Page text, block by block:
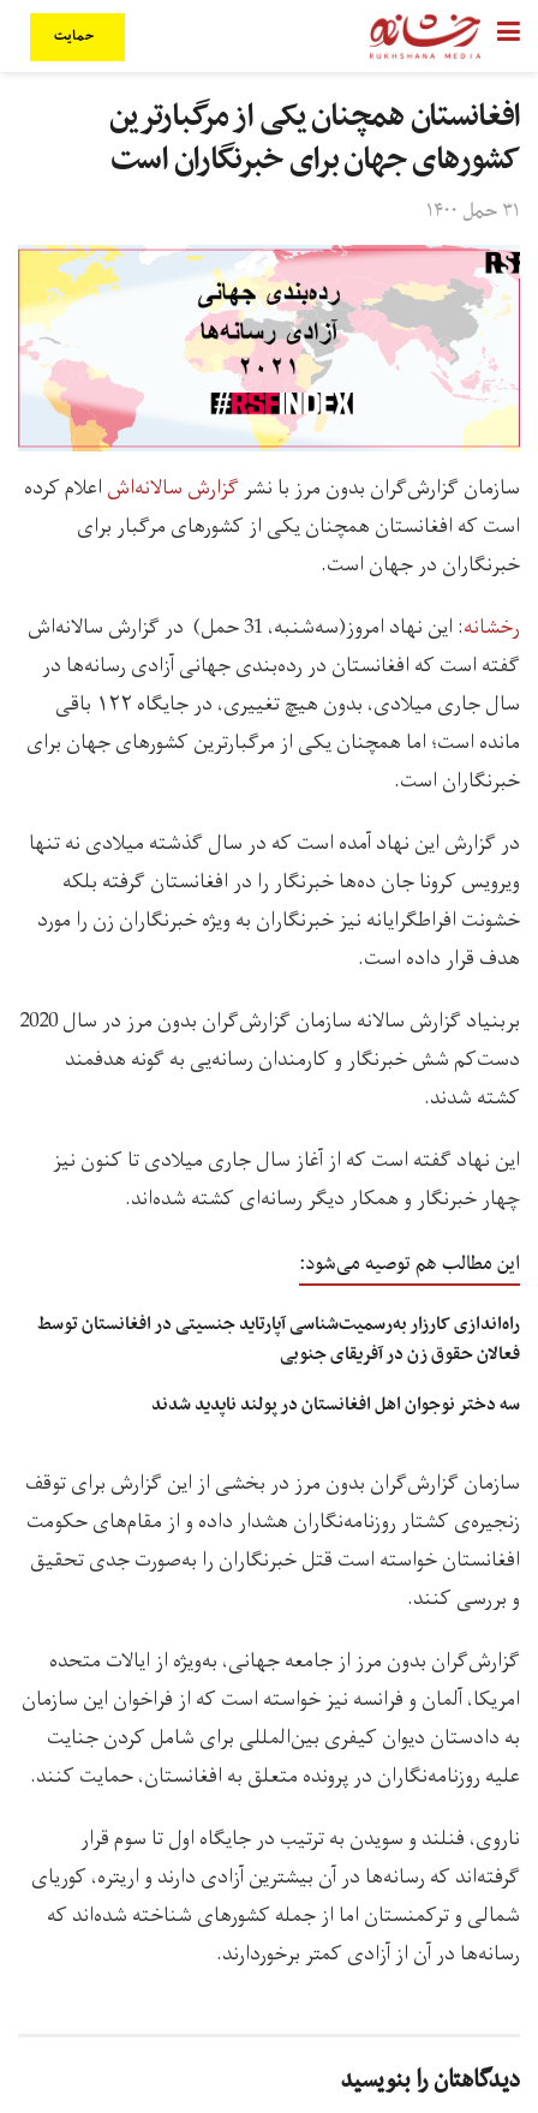
حمایت
افغانستان همچنان یکی از مرگبارترین
کشورهای جهان برای خبرنگاران است
۳۱ حمل ۱۴۰۰
سازمان گزارش‌گران بدون مرز با نشرگزارش سالانه‌اشاعلام کرده
است که افغانستان همچنان یکی از کشورهای مرگبار برای
خبرنگاران در جهان است.
رخشانه
: این نهاد امروز(سه‌شنبه، 31 حمل) در گزارش سالانه‌اش
گفته است که افغانستان در رده‌بندی جهانی آزادی رسانه‌ها در
سال جاری میلادی، بدون هیچ تغییری، در جایگاه ۱۲۲ باقی
مانده است؛ اما همچنان یکی از مرگبارترین کشورهای جهان برای
خبرنگاران است.
در گزارش این نهاد آمده است که در سال گذشته میلادی نه تنها
ویرویس کرونا جان ده‌ها خبرنگار را در افغانستان گرفته بلکه
خشونت افراطگرایانه نیز خبرنگاران به ویژه خبرنگاران زن را مورد
هدف قرار داده است.
بربنیاد گزارش سالانه سازمان گزارش‌گران بدون مرز در سال 2020
دست‌کم شش خبرنگار و کارمندان رسانه‌یی به گونه هدفمند
کشته شدند.
این نهاد گفته است که از آغاز سال جاری میلادی تا کنون نیز
چهار خبرنگار و همکار دیگر رسانه‌ای کشته شده‌اند.
این مطالب هم توصیه می‌شود:
راه‌اندازی کارزار به‌رسمیت‌شناسی آپارتاید جنسیتی در افغانستان توسط
فعالان حقوق زن در آفریقای جنوبی
سه دختر نوجوان اهل افغانستان در پولند ناپدید شدند
سازمان گزارش‌گران بدون مرز در بخشی از این گزارش برای توقف
زنجیره‌ی کشتار روزنامه‌نگاران هشدار داده و از مقام‌های حکومت
افغانستان خواسته است قتل خبرنگاران را به‌صورت جدی تحقیق
و بررسی کنند.
گزارش‌گران بدون مرز از جامعه جهانی، به‌ویژه از ایالات متحده‌
امریکا، آلمان و فرانسه نیز خواسته است که از فراخوان این سازمان
به دادستان دیوان کیفری بین‌المللی برای شامل کردن جنایت
علیه روزنامه‌نگاران در پرونده متعلق به افغانستان، حمایت کنند.
ناروی، فنلند و سویدن به ترتیب در جایگاه اول تا سوم قرار
گرفته‌اند که رسانه‌ها در آن بیشترین آزادی دارند و اریتره، کوریای
شمالی و ترکمنستان اما از جمله کشورهای شناخته شده‌اند که
رسانه‌ها در آن از آزادی کمتر برخوردارند.
دیدگاهتان را بنویسید